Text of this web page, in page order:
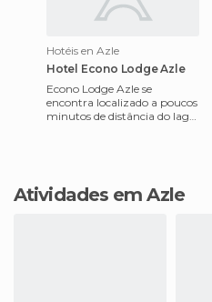
Hotéis en Azle
Hotel Econo Lodge Azle
Econo Lodge Azle se
encontra localizado a poucos
minutos de distância do lago
Atividades em Azle